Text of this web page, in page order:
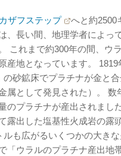
カザフステップ
へと約2500
、長い間、地理学者によっ
これまで約300年の間、ウ
産地となっています。
の砂鉱床でプラチナが金と
属として発見された）。
のプラチナが産出されまし
露出した塩基性火成岩の露
ルも広がるいくつかの大き
「ウラルのプラチナ産出地